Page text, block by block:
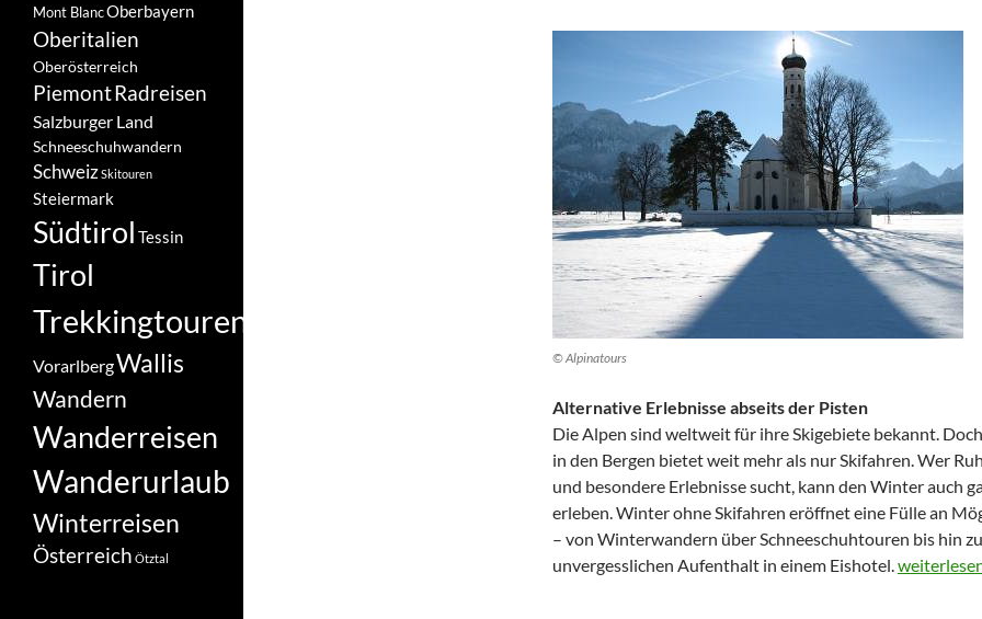
© Alpinatours
Alternative Erlebnisse abseits der Pisten
Die Alpen sind weltweit für ihre Skigebiete bekannt.
in den Bergen bietet weit mehr als nur Skifahren. Wer
und besondere Erlebnisse sucht, kann den Winter auch
erleben. Winter ohne Skifahren eröffnet eine Fülle an
– von Winterwandern über Schneeschuhtouren bis hin
unvergesslichen Aufenthalt in einem Eishotel.Winter
Mont BlancOberbayern
Oberitalien
Oberösterreich
PiemontRadreisen
Salzburger Land
Schneeschuhwandern
SchweizSkitouren
Steiermark
Südtirol Tessin
Tirol
Trekkingtouren
VorarlbergWallis
Wandern
Wanderreisen
Wanderurlaub
Winterreisen
Österreich Ötztal